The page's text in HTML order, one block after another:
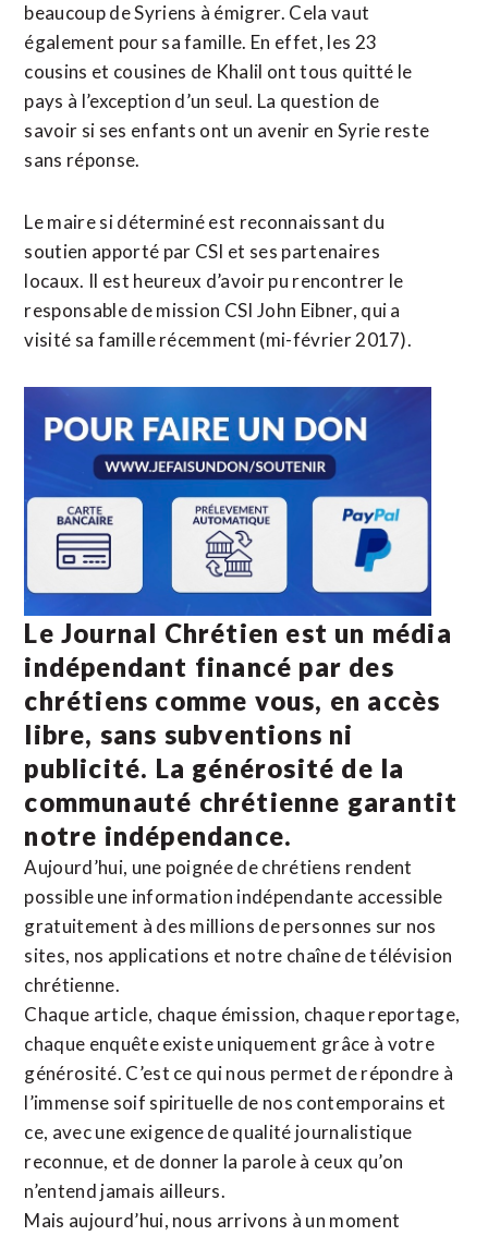
beaucoup de Syriens à émigrer. Cela vaut
également pour sa famille. En effet, les 23
cousins et cousines de Khalil ont tous quitté le
pays à l’exception d’un seul. La question de
savoir si ses enfants ont un avenir en Syrie reste
sans réponse.
Le maire si déterminé est reconnaissant du
soutien apporté par CSI et ses partenaires
locaux. Il est heureux d’avoir pu rencontrer le
responsable de mission CSI John Eibner, qui a
visité sa famille récemment (mi-février 2017).
Le Journal Chrétien est un média
indépendant financé par des
chrétiens comme vous, en accès
libre, sans subventions ni
publicité. La générosité de la
communauté chrétienne garantit
notre indépendance.
Aujourd’hui, une poignée de chrétiens rendent
possible une information indépendante accessible
gratuitement à des millions de personnes sur nos
sites, nos applications et notre chaîne de télévision
chrétienne.
Chaque article, chaque émission, chaque reportage,
chaque enquête existe uniquement grâce à votre
générosité. C’est ce qui nous permet de répondre à
l’immense soif spirituelle de nos contemporains et
ce, avec une exigence de qualité journalistique
reconnue, et de donner la parole à ceux qu’on
n’entend jamais ailleurs.
Mais aujourd’hui, nous arrivons à un moment